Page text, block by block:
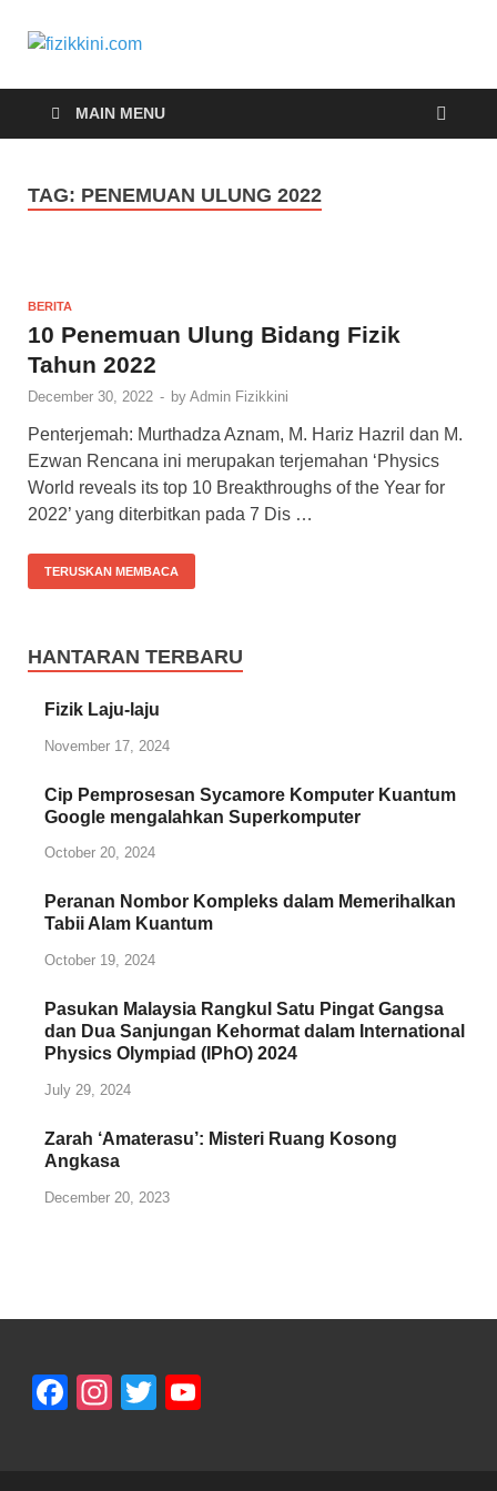
fizikkini.com
MAIN MENU
TAG: PENEMUAN ULUNG 2022
BERITA
10 Penemuan Ulung Bidang Fizik
Tahun 2022
December 30, 2022 - by Admin Fizikkini
Penterjemah: Murthadza Aznam, M. Hariz Hazril dan M.
Ezwan Rencana ini merupakan terjemahan ‘Physics
World reveals its top 10 Breakthroughs of the Year for
2022’ yang diterbitkan pada 7 Dis …
TERUSKAN MEMBACA
HANTARAN TERBARU
Fizik Laju-laju
November 17, 2024
Cip Pemprosesan Sycamore Komputer Kuantum
Google mengalahkan Superkomputer
October 20, 2024
Peranan Nombor Kompleks dalam Memerihalkan
Tabii Alam Kuantum
October 19, 2024
Pasukan Malaysia Rangkul Satu Pingat Gangsa
dan Dua Sanjungan Kehormat dalam International
Physics Olympiad (IPhO) 2024
July 29, 2024
Zarah ‘Amaterasu’: Misteri Ruang Kosong
Angkasa
December 20, 2023
Facebook
Instagram
Twitter